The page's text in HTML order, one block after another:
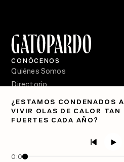
¿ESTAMOS CONDENADOS A
VIVIR OLAS DE CALOR TAN
FUERTES CADA AÑO?
0:00
CONÓCENOS
Quiénes Somos
Directorio
PÓDCASTS
Semanario Gatopardo